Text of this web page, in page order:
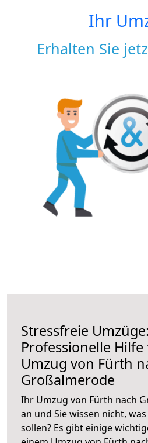
Ihr
Erhalten Sie
Stressfreie Umzüge:
Professionelle
Umzug von Fürth
Großalmerode
Ihr Umzug von Fürth nach
an und Sie wissen nicht,
sollen? Es gibt einige